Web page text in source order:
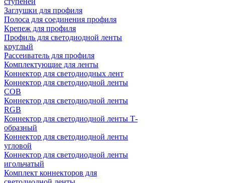
Заглушки для профиля
Полоса для соединения профиля
Крепеж для профиля
Профиль для светодиодной ленты
круглый
Рассеиватель для профиля
Комплектующие для ленты
Коннектор для светодиодных лент
Коннектор для светодиодной ленты
COB
Коннектор для светодиодной ленты
RGB
Коннектор для светодиодной ленты Т-
образный
Коннектор для светодиодной ленты
угловой
Коннектор для светодиодной ленты
игольчатый
Комплект коннекторов для